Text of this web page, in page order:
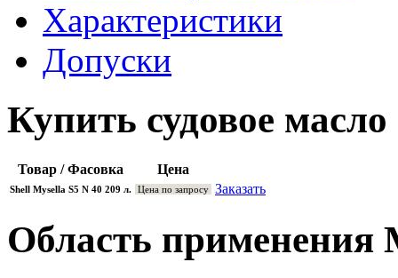
Характеристики
Допуски
Купить судовое
Товар / Фасовка Цена
Shell Mysella S5 N 40 209 л. Цена по запросу Заказать
Область применения